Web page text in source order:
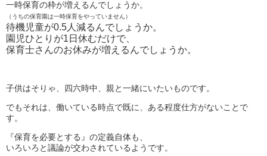
一時保育の枠が増えるんでしょうか。
（うちの保育園は一時保育をやっていません）
待機児童が0.5人減るんでしょうか。
園児ひとりが1日休むだけで、
保育士さんのお休みが増えるんでしょうか。
子供はそりゃ、四六時中、親と一緒にいたいものです。
でもそれは、働いている時点で既に、ある程度仕方がないことで
す。
『保育を必要とする』の定義自体も、
いろいろと議論が交わされているようです。